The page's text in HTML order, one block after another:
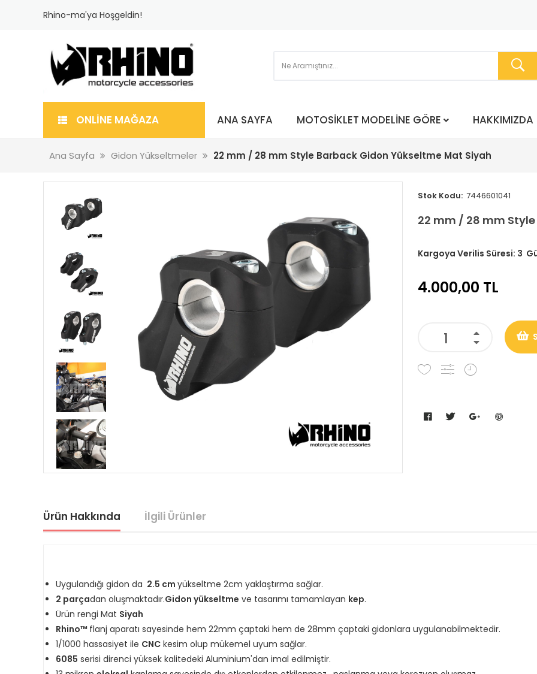
Rhino-ma'ya Hoşgeldin!
ONLİNE MAĞAZA ANA SAYFA MOTOSIKLET MODELINE GÖRE HAKKIMIZDA
Ana Sayfa Gidon Yükseltmeler 22 mm / 28 mm Style Barback Gidon Yükseltme Mat Siyah
Stok Kodu: 7446601041
22 mm / 28 mm
Kargoya Verilis Süresi: 3
4.000,00 TL
Ürün Hakkında İlgili Ürünler
Uygulandığı gidon da 2.5 cm yükseltme 2cm yaklaştırma sağlar.
2 parçadan oluşmaktadır.Gidon yükseltme ve tasarımı tamamlayan kep.
Ürün rengi Mat Siyah
Rhino™ flanj aparatı sayesinde hem 22mm çaptaki hem de 28mm çaptaki gidonlara uygulanabilmektedir.
1/1000 hassasiyet ile CNC kesim olup mükemel uyum sağlar.
6085 serisi direnci yüksek kalitedeki Aluminium'dan imal edilmiştir.